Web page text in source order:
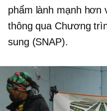
phẩm lành mạnh hơn
thông qua Chương
sung (SNAP).